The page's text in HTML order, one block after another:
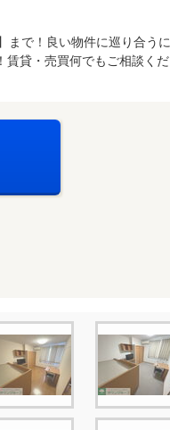
で！良い物件に巡り合うに
貸・売買何でもご相談くだ